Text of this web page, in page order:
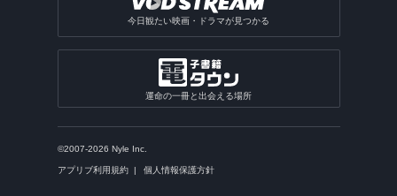
今日観たい映画・ドラマが見つかる
運命の一冊と出会える場所
©2007-2026 Nyle Inc.
アプリブ利用規約 個人情報保護方針